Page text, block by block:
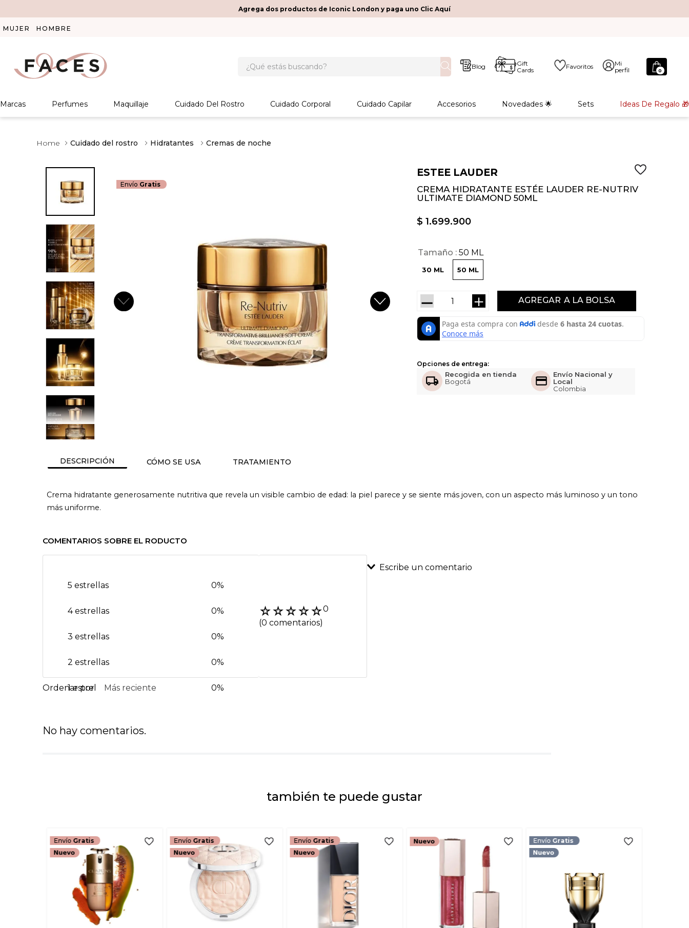
Agrega dos productos de Iconic London y paga uno Clic Aquí
MUJER HOMBRE
Blog
Gift
Cards
Favoritos
Mi
perfil
0
Marcas Perfumes Maquillaje Cuidado Del Rostro Cuidado Corporal Cuidado Capilar Accesorios Novedades 🌟 Sets Ideas De Regalo 🎁
Cuidado del rostro Hidratantes Cremas de noche
Envío Gratis
ESTEE LAUDER
CREMA HIDRATANTE ESTÉE LAUDER RE-NUTRIV
ULTIMATE DIAMOND 50ML
$ 1.699.900
Tamaño 50 ML
30 ML 50 ML
AGREGAR
＋
－
Opciones de entrega:
Recogida en tienda
Bogotá
Envío Nacional y
Local
Colombia
DESCRIPCIÓN CÓMO SE USA TRATAMIENTO
Crema hidratante generosamente nutritiva que revela un visible cambio de edad: la piel parece y se siente más joven, con un aspecto más luminoso y un tono
más uniforme.
COMENTARIOS SOBRE EL RODUCTO
☆☆☆☆☆0
(0 comentarios)
5 estrellas 0%
4 estrellas 0%
3 estrellas 0%
2 estrellas 0%
1 estrella 0%
Escribe un comentario
Más reciente
No hay comentarios.
también te puede gustar
Envío Gratis Envío Gratis Envío Gratis Envío Gratis